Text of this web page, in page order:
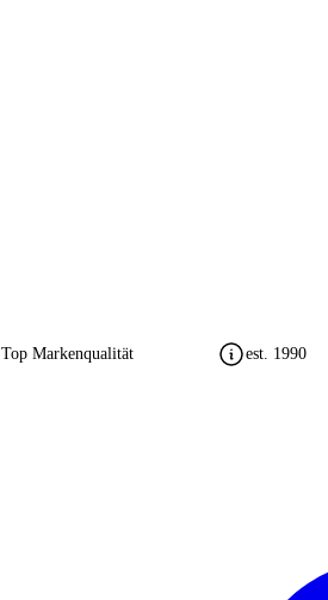
Top Markenqualität est. 1990